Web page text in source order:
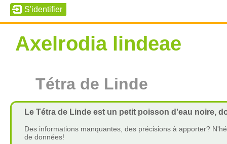
Axelrodia lindeae
Tétra de Linde
Le Tétra de Linde est un petit poisson d'eau noire,
Des informations manquantes, des précisions à apporter?
de données!